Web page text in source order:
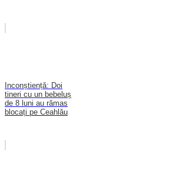
Inconștiență: Doi
tineri cu un bebeluș
de 8 luni au rămas
blocați pe Ceahlău